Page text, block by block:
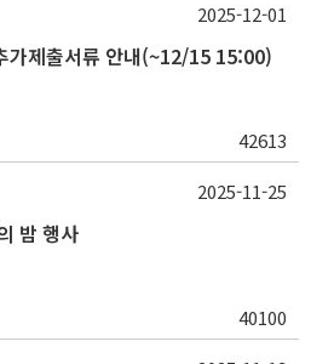
가제출서류 안내(~12/15 15:00)
42613
2025-12-01
밤 행사
40100
2025-11-25